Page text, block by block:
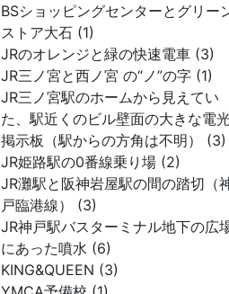
BSショッピングセンターとグリー
ストア大石 (1)
JRのオレンジと緑の快速電車 (3)
JR三ノ宮と西ノ宮 の“ノ”の字 (1)
JR三ノ宮駅のホームから見えてい
た、駅近くのビル壁面の大きな電
掲示板（駅からの方角は不明） (3)
JR姫路駅の0番線乗り場 (2)
JR灘駅と阪神岩屋駅の間の踏切（
戸臨港線） (3)
JR神戸駅バスターミナル地下の広
にあった噴水 (6)
KING&QUEEN (3)